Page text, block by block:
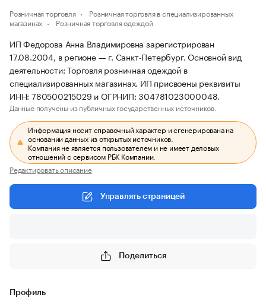
Розничная торговля
Розничная торговля в специализированных
магазинах
Розничная торговля одеждой
ИП Федорова Анна Владимировна зарегистрирован
17.08.2004, в регионе — г. Санкт-Петербург. Основной вид
деятельности: Торговля розничная одеждой в
специализированных магазинах. ИП присвоены реквизиты
ИНН: 780500215029 и ОГРНИП: 304781023000048.
Данные получены из публичных государственных источников.
Информация носит справочный характер и сгенерирована на
основании данных из открытых источников.
Компания не является пользователем и не имеет деловых
отношений с сервисом РБК Компании.
Редактировать описание
Управлять страницей
Поделиться
Профиль